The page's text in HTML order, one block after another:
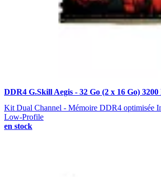
DDR4 G.Skill Aegis - 32 Go (2 x 16 Go)
Kit Dual Channel - Mémoire DDR4 optimisée
Low-Profile
en stock